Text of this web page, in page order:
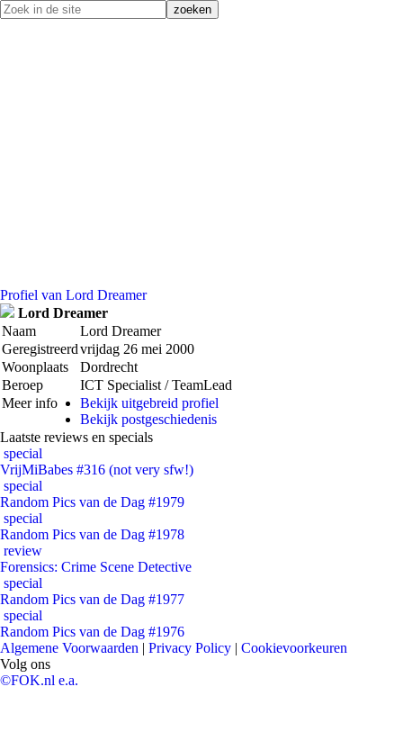
Profiel van Lord Dreamer
Lord Dreamer
Naam
Lord Dreamer
Geregistreerdvrijdag 26 mei 2000
Woonplaats
Dordrecht
Beroep
ICT Specialist / TeamLead
Meer info
Bekijk uitgebreid profiel
Bekijk postgeschiedenis
Laatste reviews en specials
special
VrijMiBabes #316 (not very sfw!)
special
Random Pics van de Dag #1979
special
Random Pics van de Dag #1978
review
Forensics: Crime Scene Detective
special
Random Pics van de Dag #1977
special
Random Pics van de Dag #1976
Algemene Voorwaarden | Privacy Policy | Cookievoorkeuren
Volg ons
©FOK.nl e.a.